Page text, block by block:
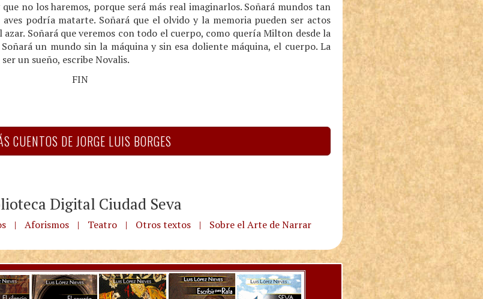
no los haremos, porque será más real imaginarlos. Soñará mundos tan
podría matarte. Soñará que el olvido y la memoria pueden ser actos
Soñará que veremos con todo el cuerpo, como quería Milton desde la
un mundo sin la máquina y sin esa doliente máquina, el cuerpo. La
un sueño, escribe Novalis.
FIN
CUENTOS DE JORGE LUIS BORGES
Digital Ciudad Seva
| Aforismos | Teatro | Otros textos | Sobre el Arte de Narrar